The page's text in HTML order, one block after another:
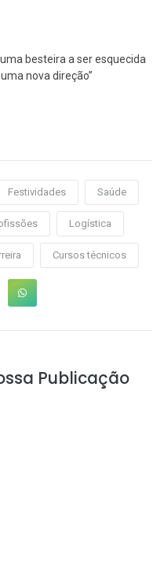
besteira a ser esquecida
nova direção”
Festividades Saúde
Logística
Cursos técnicos
Publicação